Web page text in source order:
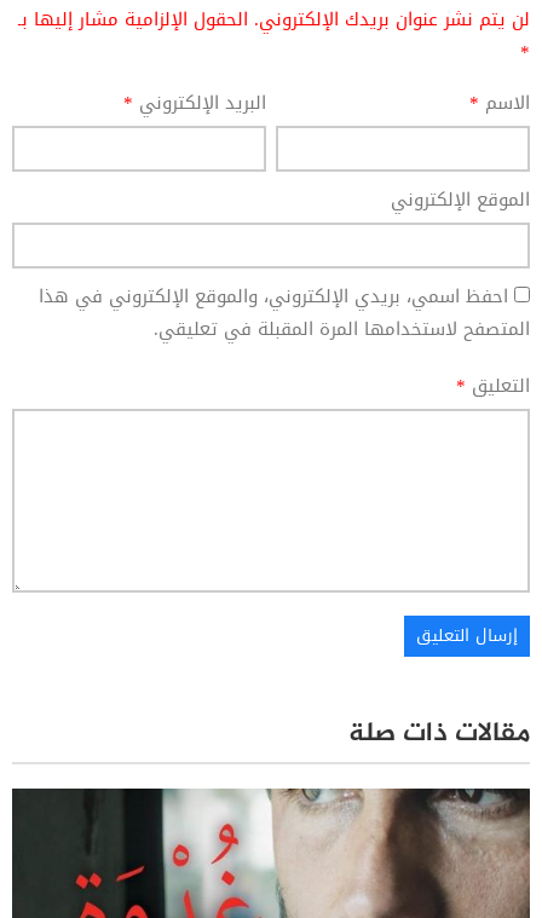
لن يتم نشر عنوان بريدك الإلكتروني. الحقول الإلزامية مشار إليها بـ
*
الاسم * البريد الإلكتروني *
الموقع الإلكتروني
احفظ اسمي، بريدي الإلكتروني، والموقع الإلكتروني في هذا
المتصفح لاستخدامها المرة المقبلة في تعليقي.
التعليق *
مقالات ذات صلة